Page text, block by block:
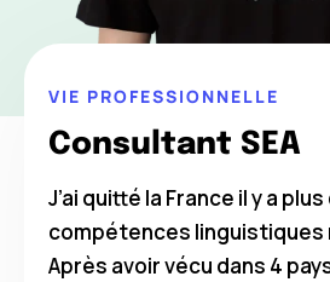
VIE PROFESSIONNELLE
Consultant SEA
J’ai quitté la France il y a
compétences linguistiques
Après avoir vécu dans 4